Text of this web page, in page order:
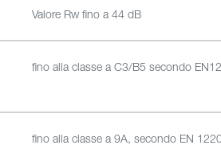
Valore Rw fino a 44 dB
fino alla classe a C3/B5 secondo
fino alla classe a 9A, secondo EN